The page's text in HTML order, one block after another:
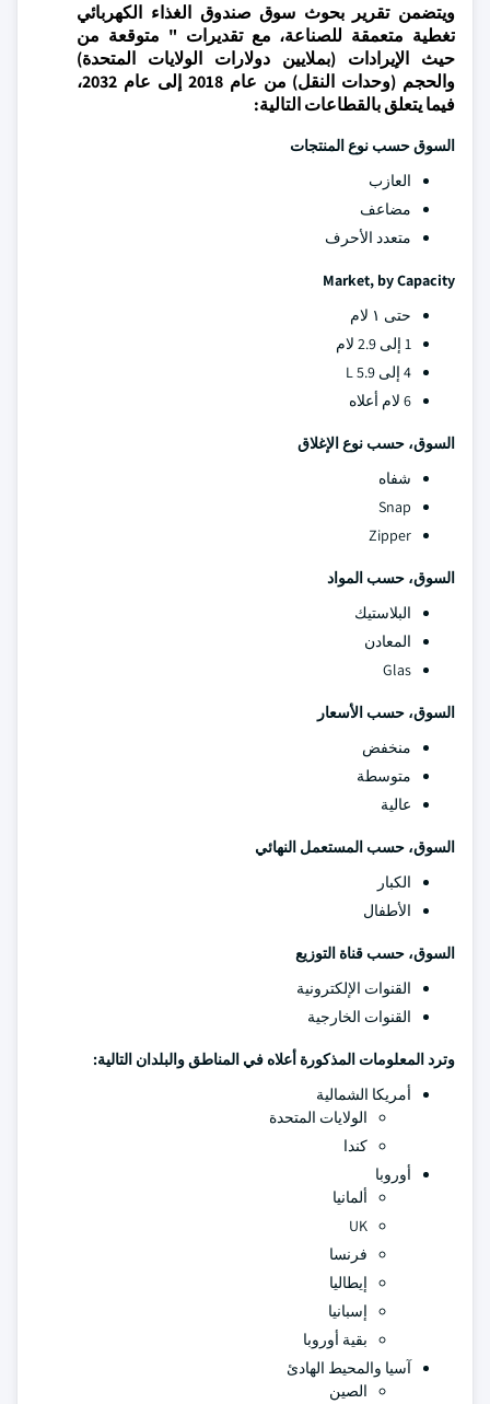
ويتضمن تقرير بحوث سوق صندوق الغذاء الكهربائي
تغطية متعمقة للصناعة، مع تقديرات " متوقعة من
حيث الإيرادات (بملايين دولارات الولايات المتحدة)
والحجم (وحدات النقل) من عام 2018 إلى عام 2032،
فيما يتعلق بالقطاعات التالية:
السوق حسب نوع المنتجات
العازب
مضاعف
متعدد الأحرف
Market, by Capacity
حتى ١ لام
1 إلى 2.9 لام
4 إلى 5.9 L
6 لام أعلاه
السوق، حسب نوع الإغلاق
شفاه
Snap
Zipper
السوق، حسب المواد
البلاستيك
المعادن
Glas
السوق، حسب الأسعار
منخفض
متوسطة
عالية
السوق، حسب المستعمل النهائي
الكبار
الأطفال
السوق، حسب قناة التوزيع
القنوات الإلكترونية
القنوات الخارجية
وترد المعلومات المذكورة أعلاه في المناطق والبلدان التالية:
أمريكا الشمالية
الولايات المتحدة
كندا
أوروبا
ألمانيا
UK
فرنسا
إيطاليا
إسبانيا
بقية أوروبا
آسيا والمحيط الهادئ
الصين